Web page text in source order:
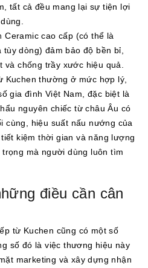
tất cả đều mang lại sự tiện lợi
cao cấp (có thể là
dòng) đảm bảo độ bền bỉ,
chống trầy xước hiệu quả.
Kuchen thường ở mức hợp lý,
gia đình Việt Nam, đặc biệt là
nguyên chiếc từ châu Âu có
cùng, hiệu suất nấu nướng của
kiệm thời gian và năng lượng
mà người dùng luôn tìm
điều cần cân
từ Kuchen cũng có một số
số đó là việc thương hiệu này
marketing và xây dựng nhận